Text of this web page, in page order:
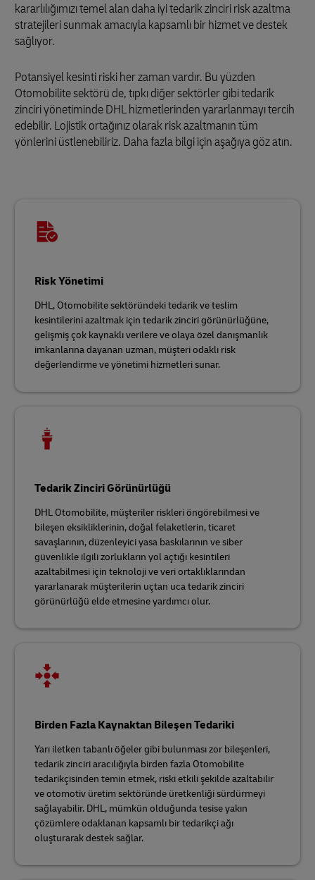
kararlılığımızı temel alan daha iyi tedarik zinciri risk azaltma
stratejileri sunmak amacıyla kapsamlı bir hizmet ve destek
sağlıyor.
Potansiyel kesinti riski her zaman vardır. Bu yüzden
Otomobilite sektörü de, tıpkı diğer sektörler gibi tedarik
zinciri yönetiminde DHL hizmetlerinden yararlanmayı tercih
edebilir. Lojistik ortağınız olarak risk azaltmanın tüm
yönlerini üstlenebiliriz. Daha fazla bilgi için aşağıya göz atın.
Risk Yönetimi
DHL, Otomobilite sektöründeki tedarik ve teslim
kesintilerini azaltmak için tedarik zinciri görünürlüğüne,
gelişmiş çok kaynaklı verilere ve olaya özel danışmanlık
imkanlarına dayanan uzman, müşteri odaklı risk
değerlendirme ve yönetimi hizmetleri sunar.
Tedarik Zinciri Görünürlüğü
DHL Otomobilite, müşteriler riskleri öngörebilmesi ve
bileşen eksikliklerinin, doğal felaketlerin, ticaret
savaşlarının, düzenleyici yasa baskılarının ve siber
güvenlikle ilgili zorlukların yol açtığı kesintileri
azaltabilmesi için teknoloji ve veri ortaklıklarından
yararlanarak müşterilerin uçtan uca tedarik zinciri
görünürlüğü elde etmesine yardımcı olur.
Birden Fazla Kaynaktan Bileşen Tedariki
Yarı iletken tabanlı öğeler gibi bulunması zor bileşenleri,
tedarik zinciri aracılığıyla birden fazla Otomobilite
tedarikçisinden temin etmek, riski etkili şekilde azaltabilir
ve otomotiv üretim sektöründe üretkenliği sürdürmeyi
sağlayabilir. DHL, mümkün olduğunda tesise yakın
çözümlere odaklanan kapsamlı bir tedarikçi ağı
oluşturarak destek sağlar.